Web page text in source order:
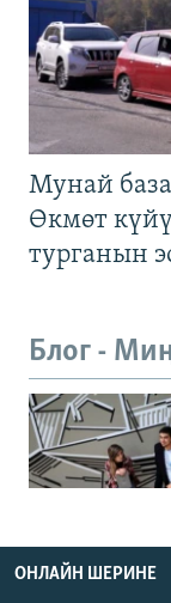
Мунай
Өкмөт
турганын
Блог -
ОНЛАЙН ШЕРИНЕ